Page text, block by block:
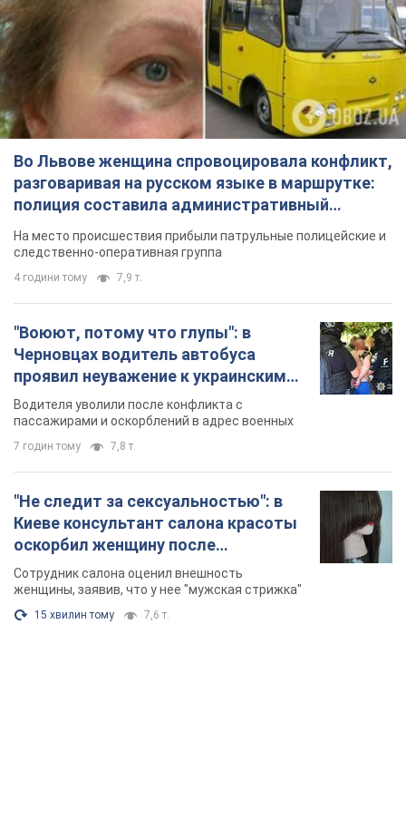
Во Львове женщина спровоцировала конфликт,
разговаривая на русском языке в маршрутке:
полиция составила административный
протокол. Видео
На место происшествия прибыли патрульные полицейские и
следственно-оперативная группа
4 години тому 7,9 т.
"Воюют, потому что глупы": в
Черновцах водитель автобуса
проявил неуважение к украинским
военным и поплатился за это.
Видео
Водителя уволили после конфликта с
пассажирами и оскорблений в адрес военных
7 годин тому 7,8 т.
"Не следит за сексуальностью": в
Киеве консультант салона красоты
оскорбил женщину после
химиотерапии, разгорелся скандал.
Фото
Сотрудник салона оценил внешность
женщины, заявив, что у нее "мужская стрижка"
15 хвилин тому 7,6 т.